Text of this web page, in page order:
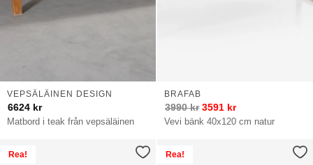
Matbord i teak från vepsäläinen
VEPSÄLÄINEN DESIGN
6624 kr
Vevi bänk 40x120 cm natur
BRAFAB
3990kr 3591 kr
Rea! Rea!